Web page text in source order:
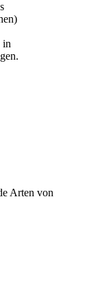
in
Arten von